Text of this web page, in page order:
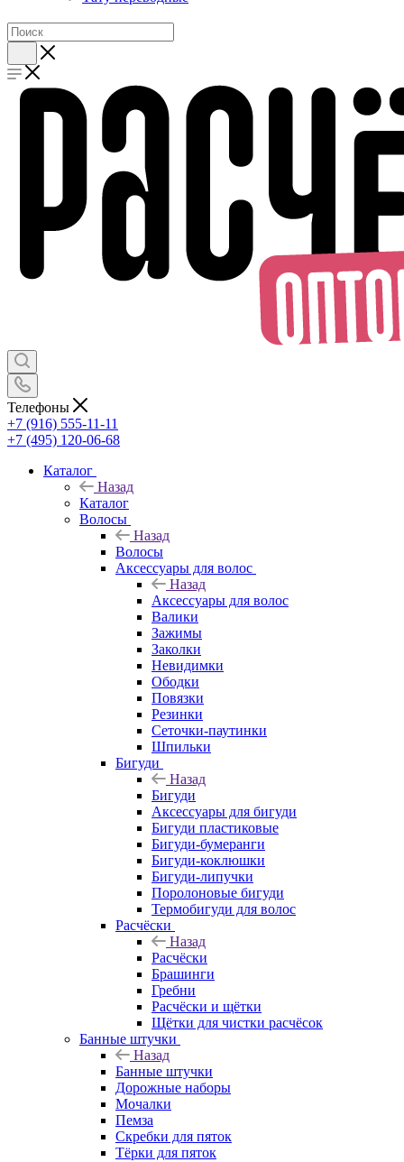
Телефоны
+7 (916) 555-11-11
+7 (495) 120-06-68
Каталог
Назад
Каталог
Волосы
Назад
Волосы
Аксессуары для волос
Назад
Аксессуары для волос
Валики
Зажимы
Заколки
Невидимки
Ободки
Повязки
Резинки
Сеточки-паутинки
Шпильки
Бигуди
Назад
Бигуди
Аксессуары для бигуди
Бигуди пластиковые
Бигуди-бумеранги
Бигуди-коклюшки
Бигуди-липучки
Поролоновые бигуди
Термобигуди для волос
Расчёски
Назад
Расчёски
Брашинги
Гребни
Расчёски и щётки
Щётки для чистки расчёсок
Банные штучки
Назад
Банные штучки
Дорожные наборы
Мочалки
Пемза
Скребки для пяток
Тёрки для пяток